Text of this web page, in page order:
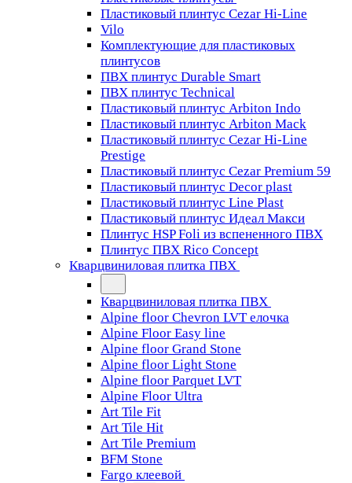
Пластиковый плинтус Cezar Hi-Line
Vilo
Комплектующие для пластиковых
плинтусов
ПВХ плинтус Durable Smart
ПВХ плинтус Technical
Пластиковый плинтус Arbiton Indo
Пластиковый плинтус Arbiton Mack
Пластиковый плинтус Cezar Hi-Line
Prestige
Пластиковый плинтус Cezar Premium 59
Пластиковый плинтус Decor plast
Пластиковый плинтус Line Plast
Пластиковый плинтус Идеал Макси
Плинтус HSP Foli из вспененного ПВХ
Плинтус ПВХ Rico Concept
Кварцвиниловая плитка ПВХ
Кварцвиниловая плитка ПВХ
Alpine floor Chevron LVT елочка
Alpine Floor Easy line
Alpine floor Grand Stone
Alpine floor Light Stone
Alpine floor Parquet LVT
Alpine Floor Ultra
Art Tile Fit
Art Tile Hit
Art Tile Premium
BFM Stone
Fargo клеевой